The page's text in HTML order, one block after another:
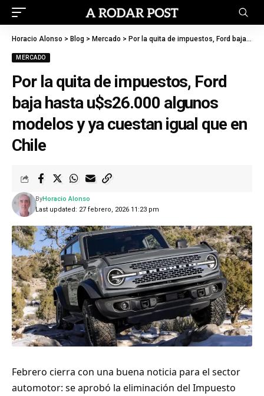
Horacio Alonso > Blog > Mercado > Por la quita de impuestos, Ford baja hasta u$s26.000 algunos modelos y ya cuestan igual que en Chile
MERCADO
Por la quita de impuestos, Ford
baja hasta u$s26.000 algunos
modelos y ya cuestan igual que en
Chile
Last updated: 27 febrero, 2026 11:23 pm
ByHoracio Alonso
Febrero cierra con una buena noticia para el sector
automotor: se aprobó la eliminación del Impuesto